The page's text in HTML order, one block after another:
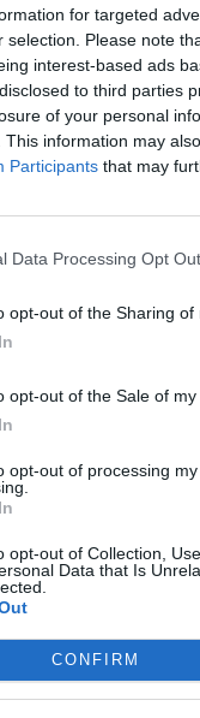
for targeted
selection. Please note
interest-based ads
to third parties
of your personal
This information may
Participants that may
Data Processing Opt
opt-out of the Sharing of
opt-out of the Sale of my
opt-out of processing
opt-out of Collection,
Data that Is
CONFIRM
2016 metų Rio de Žaneiro
apie
Pagarbą K.
drąsą ir
vertinantis